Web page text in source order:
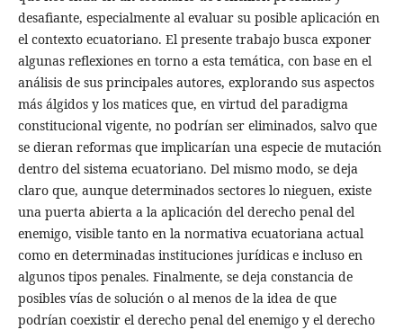
desafiante, especialmente al evaluar su posible aplicación en
el contexto ecuatoriano. El presente trabajo busca exponer
algunas reflexiones en torno a esta temática, con base en el
análisis de sus principales autores, explorando sus aspectos
más álgidos y los matices que, en virtud del paradigma
constitucional vigente, no podrían ser eliminados, salvo que
se dieran reformas que implicarían una especie de mutación
dentro del sistema ecuatoriano. Del mismo modo, se deja
claro que, aunque determinados sectores lo nieguen, existe
una puerta abierta a la aplicación del derecho penal del
enemigo, visible tanto en la normativa ecuatoriana actual
como en determinadas instituciones jurídicas e incluso en
algunos tipos penales. Finalmente, se deja constancia de
posibles vías de solución o al menos de la idea de que
podrían coexistir el derecho penal del enemigo y el derecho